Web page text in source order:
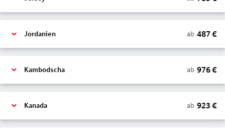
Jordanien ab 487 €
Kambodscha ab 976€
Kanada ab 923 €